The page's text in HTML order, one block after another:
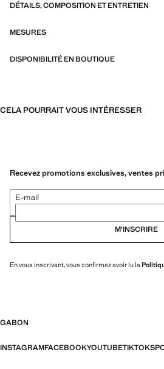
DÉTAILS, COMPOSITION ET ENTRETIEN
MESURES
DISPONIBILITÉ EN BOUTIQUE
CELA POURRAIT VOUS INTÉRESSER
Recevez promotions exclusives, ventes
E-mail
M’INSCRIRE
En vous inscrivant, vous confirmez avoir lu la
GABON
INSTAGRAMFACEBOOKYOUTUBETIKTOK